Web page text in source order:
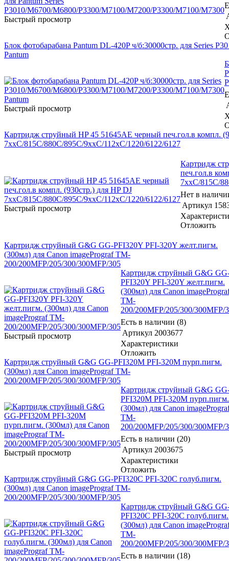
Быстрый просмотр
Блок фотобарабана Pantum DL-420P ч/б:30000стр. для Series
Pantum
Быстрый просмотр
Картридж струйный HP 45 51645AE черный печ.гол.в компл.
7xxC/815C/880C/895C/9xxC/112xC/1220/6122/6127
Быстрый просмотр
Картридж
печ.гол.в
7xxC/815C/
Нет в
Артикул
Отложить
Картридж струйный G&G GG-PFI320Y PFI-320Y желт.пигм.
(300мл) для Canon imagePrograf TM-
200/200MFP/205/300/300MFP/305
Быстрый просмотр
Картридж струйный G&G
PFI320Y PFI-320Y желт.пигм.
(300мл) для Canon
TM-
200/200MFP/205/300/300MFP/
Есть в наличии (8)
Артикул 2003677
Характеристики
Отложить
Картридж струйный G&G GG-PFI320M PFI-320M пурп.пигм.
(300мл) для Canon imagePrograf TM-
200/200MFP/205/300/300MFP/305
Быстрый просмотр
Картридж струйный G&G
PFI320M PFI-320M пурп.пигм.
(300мл) для Canon
TM-
200/200MFP/205/300/300MFP/
Есть в наличии (20)
Артикул 2003675
Характеристики
Отложить
Картридж струйный G&G GG-PFI320C PFI-320C голуб.пигм.
(300мл) для Canon imagePrograf TM-
200/200MFP/205/300/300MFP/305
Картридж струйный G&G
PFI320C PFI-320C голуб.пигм.
(300мл) для Canon
TM-
200/200MFP/205/300/300MFP/
Есть в наличии (18)